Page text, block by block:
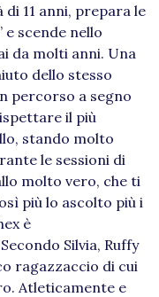
di 11 anni, prepara le
e scende nello
da molti anni. Una
dello stesso
percorso a segno
il più
stando molto
le sessioni di
molto vero, che ti
più lo ascolto più i
è
Silvia, Ruffy
ragazzaccio di cui
Atleticamente e